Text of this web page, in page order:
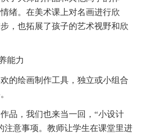
绪。在美术课上对名画进行欣
，也拓展了孩子的艺术视野和欣
能力
绘画制作工具，独立或小组合
，我们也来当一回，“小设计
注意事项。教师让学生在课堂里进